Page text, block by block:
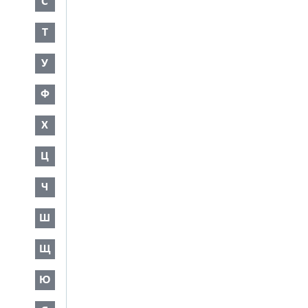
Т
У
Ф
Х
Ц
Ч
Ш
Щ
Ю